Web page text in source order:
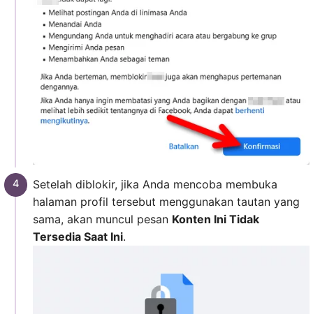
Setelah diblokir, jika Anda mencoba membuka
halaman profil tersebut menggunakan tautan yang
sama, akan muncul pesan Konten Ini Tidak
Tersedia Saat Ini.